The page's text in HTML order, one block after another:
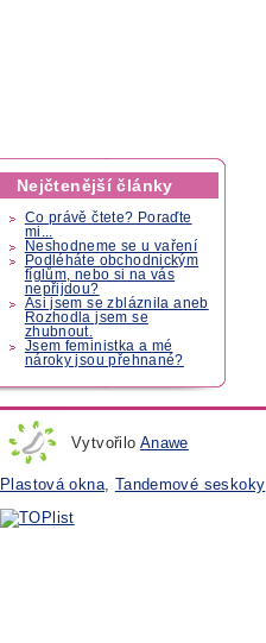
Nejčtenější články
Co právě čtete? Poraďte
mi...
Neshodneme se u vaření
Podléháte obchodnickým
fíglům, nebo si na vás
nepřijdou?
Asi jsem se zbláznila aneb
Rozhodla jsem se
zhubnout.
Jsem feministka a mé
nároky jsou přehnané?
Vytvořilo Anawe
Plastová okna, Tandemové seskoky